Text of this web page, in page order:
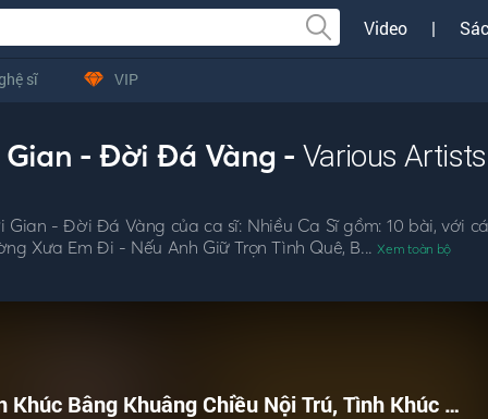
Video |
sĩ VIP
Gian - Đời Đá Vàng -Various Artists
- Đời Đá Vàng của ca sĩ: Nhiều Ca Sĩ gồm: 10 bài, với
Xưa Em Đi - Nếu Anh Giữ Trọn Tình Quê, B...Xem toàn bộ
Liên Khúc Bâng Khuâng Chiều Nội Trú, Tình Khúc Chiều Mưa, Cơn Mưa Phùn